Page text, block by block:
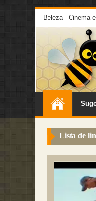
Beleza Cinema
Lista de